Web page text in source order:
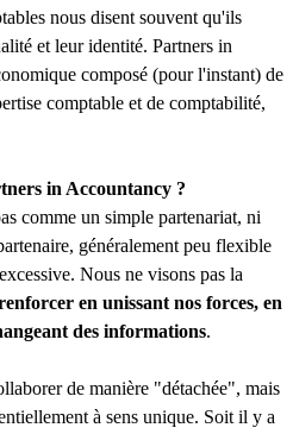
nous disent souvent qu'ils
et leur identité. Partners in
composé (pour l'instant) de
comptable et de comptabilité,
in Accountancy ?
comme un simple partenariat, ni
généralement peu flexible
Nous ne visons pas la
en unissant nos forces, en
des informations.
de manière "détachée", mais
à sens unique. Soit il y a